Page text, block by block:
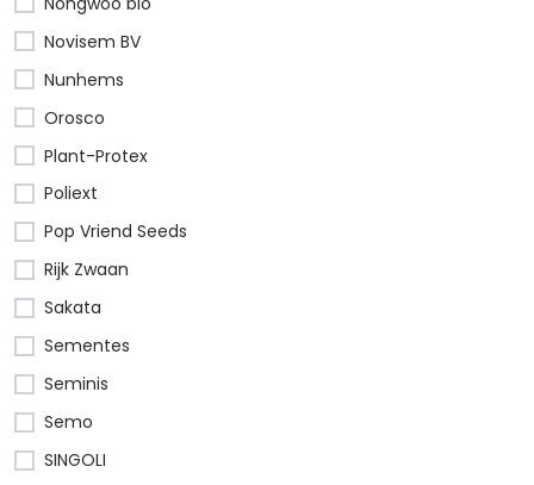
Novisem BV
Nunhems
Orosco
Plant-Protex
Poliext
Pop Vriend Seeds
Rijk Zwaan
Sakata
Sementes
Seminis
Semo
SINGOLI